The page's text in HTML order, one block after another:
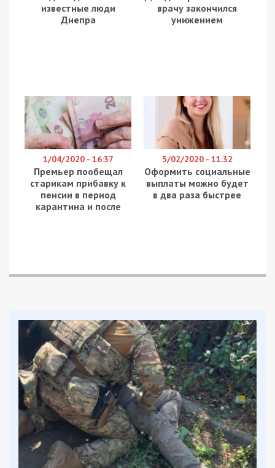
Любители животных соорудили собачью будку
из старой мебели. Они утверждают, что собаки
считают, что будке не место посреди двора, как
и своре собак. Мол, собаки являются
разносчиками инфекции и несут угрозу жизни
людей. По их словам, гореть в аду должны те,
кто этот рассадник утроил.
Facebook
Telegram
Twitter
WhatsApp
ViberEmail
Категории:Суспільство| Метки:
бездомные собаки,живодеры